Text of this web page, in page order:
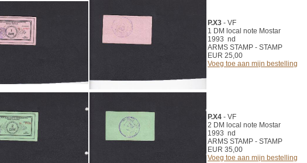
P.X3 - VF
1 DM local note Mostar
1993 nd
ARMS STAMP - STAMP
EUR 25,00
Voeg toe aan mijn bestelling
P.X4 - VF
2 DM local note Mostar
1993 nd
ARMS STAMP - STAMP
EUR 35,00
Voeg toe aan mijn bestelling